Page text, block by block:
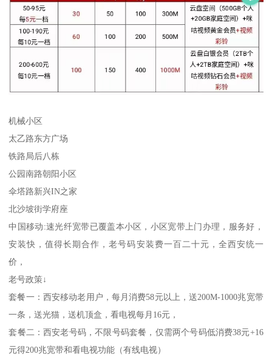
机械小区
太乙路东方广场
铁路局后八栋
公园南路朝阳小区
伞塔路新兴IN之家
北沙坡街学府座
中国移动:速光纤宽带已覆盖本小区，小区宽带上门办理，服务好，
安装快，值得长期合作，老号码安装费一百二十元，全西安统一
价，
老号政策↓
套餐一：西安移动老用户，每月消费58元以上，送200M-1000兆宽带
一条，送光猫，送机顶盒，看电视每月16元，
套餐二：西安老号码，不限号码套餐，仅需两个号码低消费38元+16
元得200兆宽带和看电视功能（有线电视）